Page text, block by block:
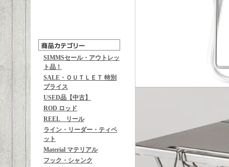
SIMMSセール・アウトレッ
ト品！
SALE・ＯＵＴＬＥＴ 特別
プライス
USED品【中古】
ROD ロッド
REEL リール
ライン・リーダー・ティペ
ット
Material マテリアル
フック・シャンク